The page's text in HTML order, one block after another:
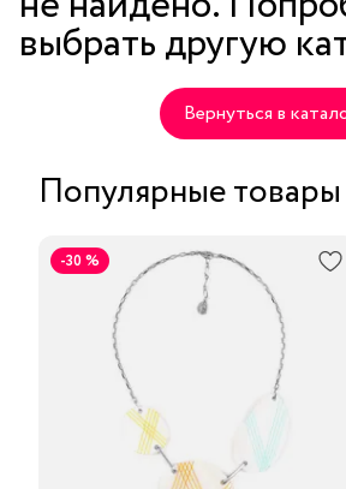
выбрать другую
Вернуться в
Популярные товары
-30 %